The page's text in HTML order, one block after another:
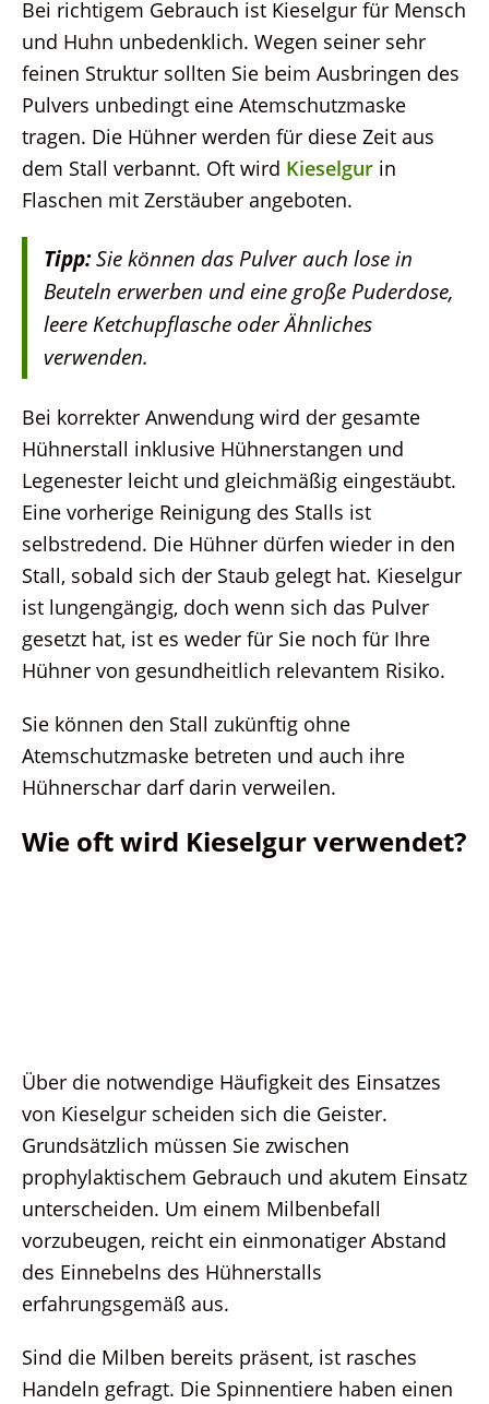
Bei richtigem Gebrauch ist Kieselgur für Mensch
und Huhn unbedenklich. Wegen seiner sehr
feinen Struktur sollten Sie beim Ausbringen des
Pulvers unbedingt eine Atemschutzmaske
tragen. Die Hühner werden für diese Zeit aus
dem Stall verbannt. Oft wird Kieselgur in
Flaschen mit Zerstäuber angeboten.
Tipp:Sie können das Pulver auch lose in
Beuteln erwerben und eine große Puderdose,
leere Ketchupflasche oder Ähnliches
verwenden.
Bei korrekter Anwendung wird der gesamte
Hühnerstall inklusive Hühnerstangen und
Legenester leicht und gleichmäßig eingestäubt.
Eine vorherige Reinigung des Stalls ist
selbstredend. Die Hühner dürfen wieder in den
Stall, sobald sich der Staub gelegt hat. Kieselgur
ist lungengängig, doch wenn sich das Pulver
gesetzt hat, ist es weder für Sie noch für Ihre
Hühner von gesundheitlich relevantem Risiko.
Sie können den Stall zukünftig ohne
Atemschutzmaske betreten und auch ihre
Hühnerschar darf darin verweilen.
Wie oft wird Kieselgur verwendet?
Über die notwendige Häufigkeit des Einsatzes
von Kieselgur scheiden sich die Geister.
Grundsätzlich müssen Sie zwischen
prophylaktischem Gebrauch und akutem Einsatz
unterscheiden. Um einem Milbenbefall
vorzubeugen, reicht ein einmonatiger Abstand
des Einnebelns des Hühnerstalls
erfahrungsgemäß aus.
Sind die Milben bereits präsent, ist rasches
Handeln gefragt. Die Spinnentiere haben einen